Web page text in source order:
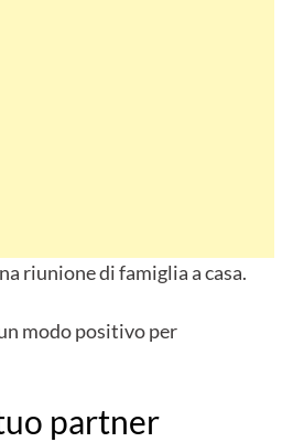
riunione di famiglia a casa.
modo positivo per
partner